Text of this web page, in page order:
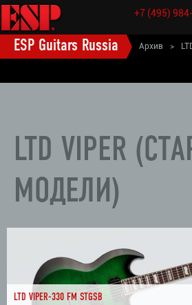
+7 (495)
ESP Guitars Russia Архив >
LTD VIPER
МОДЕЛИ)
LTD VIPER-330 FM STGSB